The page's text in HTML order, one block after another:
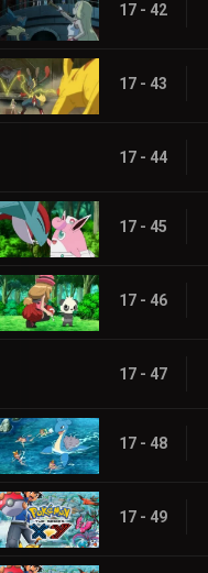
17 - 42
17 - 43
17 - 44
17 - 45
17 - 46
17 - 47
17 - 48
17 - 49